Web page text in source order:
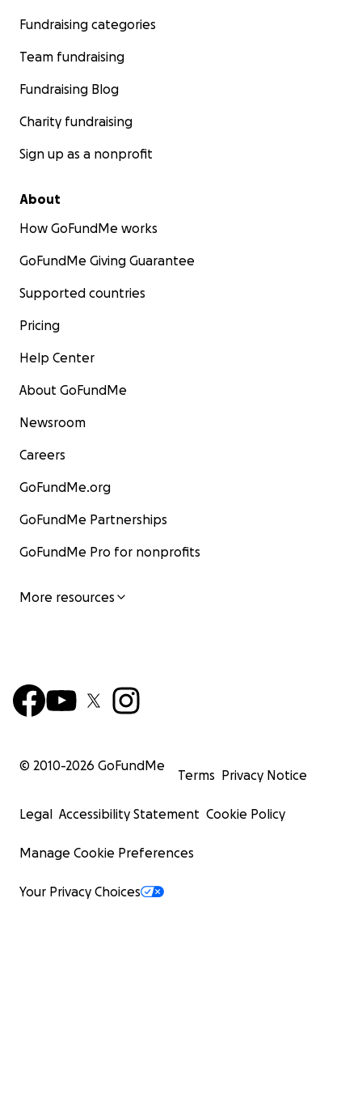
Fundraising categories
Team fundraising
Fundraising Blog
Charity fundraising
Sign up as a nonprofit
About
How GoFundMe works
GoFundMe Giving Guarantee
Supported countries
Pricing
Help Center
About GoFundMe
Newsroom
Careers
GoFundMe.org
GoFundMe Partnerships
GoFundMe Pro for nonprofits
More resources
© 2010-2026 GoFundMe
Terms Privacy Notice
Legal Accessibility Statement Cookie Policy
Manage Cookie Preferences
Your Privacy Choices